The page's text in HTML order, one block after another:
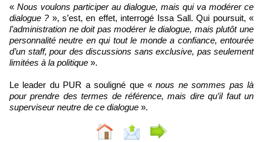
« Nous voulons participer au dialogue, mais qui va modérer ce
dialogue ?», s’est, en effet, interrogé Issa Sall. Qui poursuit, «
l’administration ne doit pas modérer le dialogue, mais plutôt une
personnalité neutre en qui tout le monde a confiance, entourée
d’un staff, pour des discussions sans exclusive, pas seulement
limitées à la politique ».
Le leader du PUR a souligné que «nous ne sommes pas là
pour prendre des termes de référence, mais dire qu’il faut un
superviseur neutre de ce dialogue ».